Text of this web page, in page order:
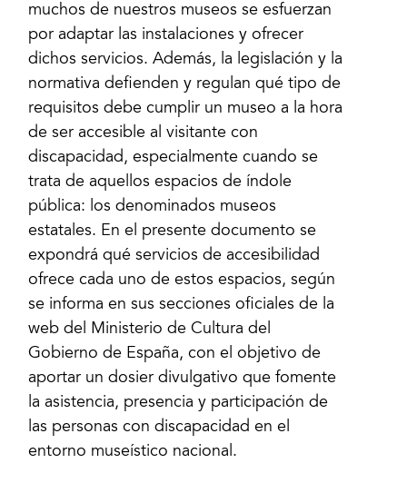
muchos de nuestros museos se esfuerzan
por adaptar las instalaciones y ofrecer
dichos servicios. Además, la legislación y la
normativa defienden y regulan qué tipo de
requisitos debe cumplir un museo a la hora
de ser accesible al visitante con
discapacidad, especialmente cuando se
trata de aquellos espacios de índole
pública: los denominados museos
estatales. En el presente documento se
expondrá qué servicios de accesibilidad
ofrece cada uno de estos espacios, según
se informa en sus secciones oficiales de la
web del Ministerio de Cultura del
Gobierno de España, con el objetivo de
aportar un dosier divulgativo que fomente
la asistencia, presencia y participación de
las personas con discapacidad en el
entorno museístico nacional.